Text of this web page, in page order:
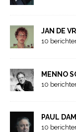
JAN DE
10
MENNO
10
PAUL
10